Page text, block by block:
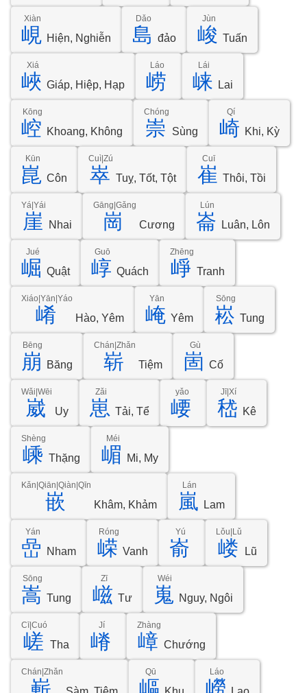
峴
Xiàn
Hiện, Nghiễn 島
Dǎo
đảo 峻
Jùn
Tuấn
峽
Xiá
Giáp, Hiệp, Hạp 崂
Láo
崃
Lái
Lai
崆
Kōng
Khoang, Không 崇
Chóng
Sùng 崎
Qí
Khi, Kỳ
崑
Kūn
Côn 崒
Cuì|Zú
Tuỵ, Tốt, Tột 崔
Cuī
Thôi, Tồi
崖
Yá|Yái
Nhai 崗
Gāng|Gǎng
Cương 崙
Lún
Luân, Lôn
崛
Jué
Quật 崞
Guō
Quách 崢
Zhēng
Tranh
崤
Xiáo|Yān|Yáo
Hào, Yêm 崦
Yān
Yêm 崧
Sōng
Tung
崩
Bēng
Băng 崭
Chán|Zhǎn
Tiệm 崮
Gù
Cố
崴
Wǎi|Wēi
Uy 崽
Zǎi
Tải, Tể 崾
yǎo
嵇
Jī|Xí
Kê
嵊
Shèng
Thặng 嵋
Méi
Mi, My
嵌
Kǎn|Qiān|Qiàn|Qīn
Khâm, Khảm 嵐
Lán
Lam
嵒
Yán
Nham 嵘
Róng
Vanh 嵛
Yú
嵝
Lǒu|Lǔ
Lũ
嵩
Sōng
Tung 嵫
Zī
Tư 嵬
Wéi
Nguy, Ngôi
嵯
Cī|Cuó
Tha 嵴
Jí
嶂
Zhàng
Chướng
嶄
Chán|Zhǎn
嶇
Qū
嶗
Láo